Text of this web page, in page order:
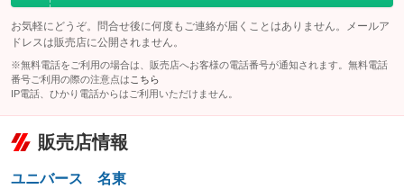
お気軽にどうぞ。問合せ後に何度もご連絡が届くことはありません。メールア
ドレスは販売店に公開されません。
※無料電話をご利用の場合は、販売店へお客様の電話番号が通知されます。無料電話
番号ご利用の際の注意点は こちら
IP電話、ひかり電話からはご利用いただけません。
販売店情報
ユニバース 名東